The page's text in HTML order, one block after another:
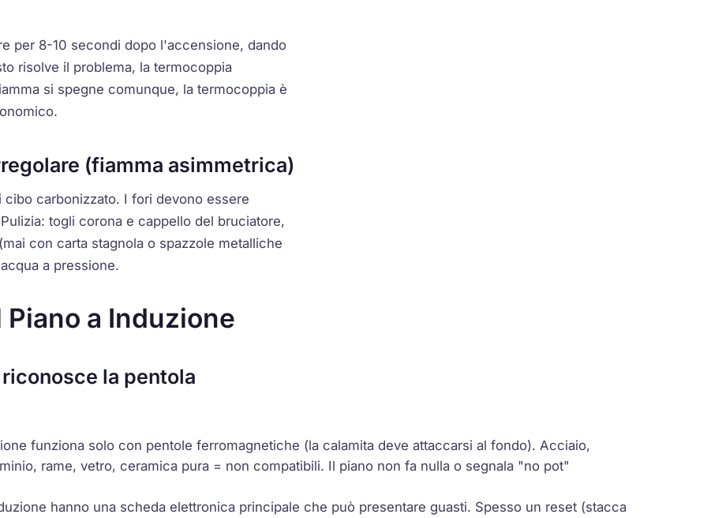
per 8-10 secondi dopo l'accensione, dando
risolve il problema, la termocoppia
si spegne comunque, la termocoppia è
(fiamma asimmetrica)
carbonizzato. I fori devono essere
togli corona e cappello del bruciatore,
con carta stagnola o spazzole metalliche
a pressione.
a Induzione
la pentola
funziona solo con pentole ferromagnetiche (la calamita deve attaccarsi al fondo). Acciaio,
rame, vetro, ceramica pura = non compatibili. Il piano non fa nulla o segnala "no pot"
hanno una scheda elettronica principale che può presentare guasti. Spesso un reset (stacca